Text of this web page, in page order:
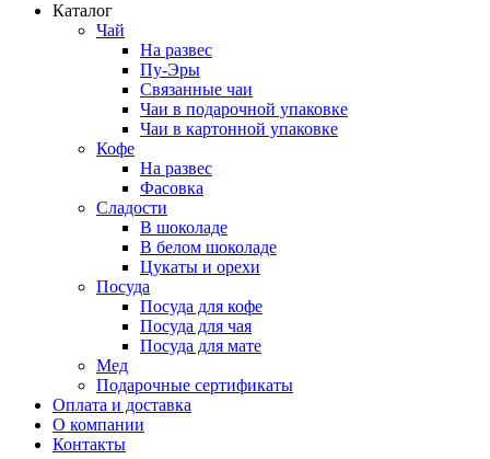
Каталог
Чай
На развес
Пу-Эры
Связанные чаи
Чаи в подарочной упаковке
Чаи в картонной упаковке
Кофе
На развес
Фасовка
Сладости
В шоколаде
В белом шоколаде
Цукаты и орехи
Посуда
Посуда для кофе
Посуда для чая
Посуда для мате
Мед
Подарочные сертификаты
Оплата и доставка
О компании
Контакты